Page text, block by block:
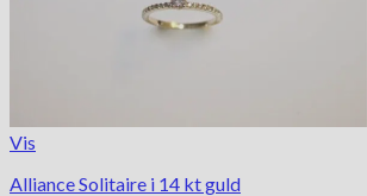
Vis
Alliance Solitaire i 14 kt guld